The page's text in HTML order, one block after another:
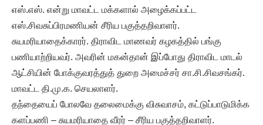
எஸ்.எஸ். என்று மாவட்ட மக்களால் அழைக்கப்பட்ட
எஸ்.சிவசுப்பிரமணியன் சீரிய பகுத்தறிவாளர்.
சுயமரியாதைக்காரர். திராவிட மாணவர் கழகத்தில் பங்கு
பணியாற்றியவர். அவரின் மகன்தான் இப்போது திராவிட மாடல்
ஆட்சியின் போக்குவரத்துத் துறை அமைச்சர் சா.சி.சிவசங்கர்.
மாவட்ட தி.மு.க. செயலாளர்.
தந்தையைப் போலவே தலைமைக்கு விசுவாசம், கட்டுப்பாடுமிக்க
களப்பணி – சுயமரியாதை வீரர் – சீரிய பகுத்தறிவாளர்.